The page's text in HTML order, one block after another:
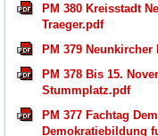
PM 380 Kreisstadt
Traeger.pdf
PM 379
PM 378 Bis 15.
Stummplatz.pdf
PM 377 Fachtag
Demokratiebildung